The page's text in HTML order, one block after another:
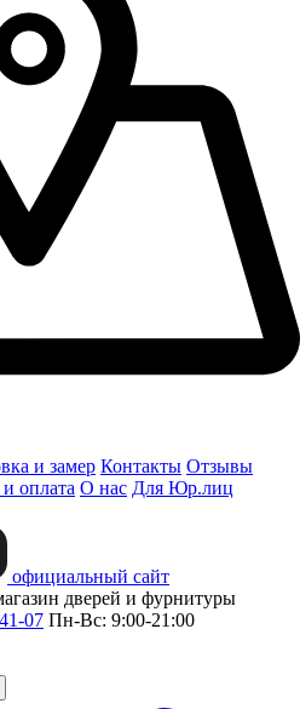
и замер Контакты Отзывы
оплата О нас Для Юр.лиц
официальный сайт
дверей и фурнитуры
07 Пн-Вс: 9:00-21:00